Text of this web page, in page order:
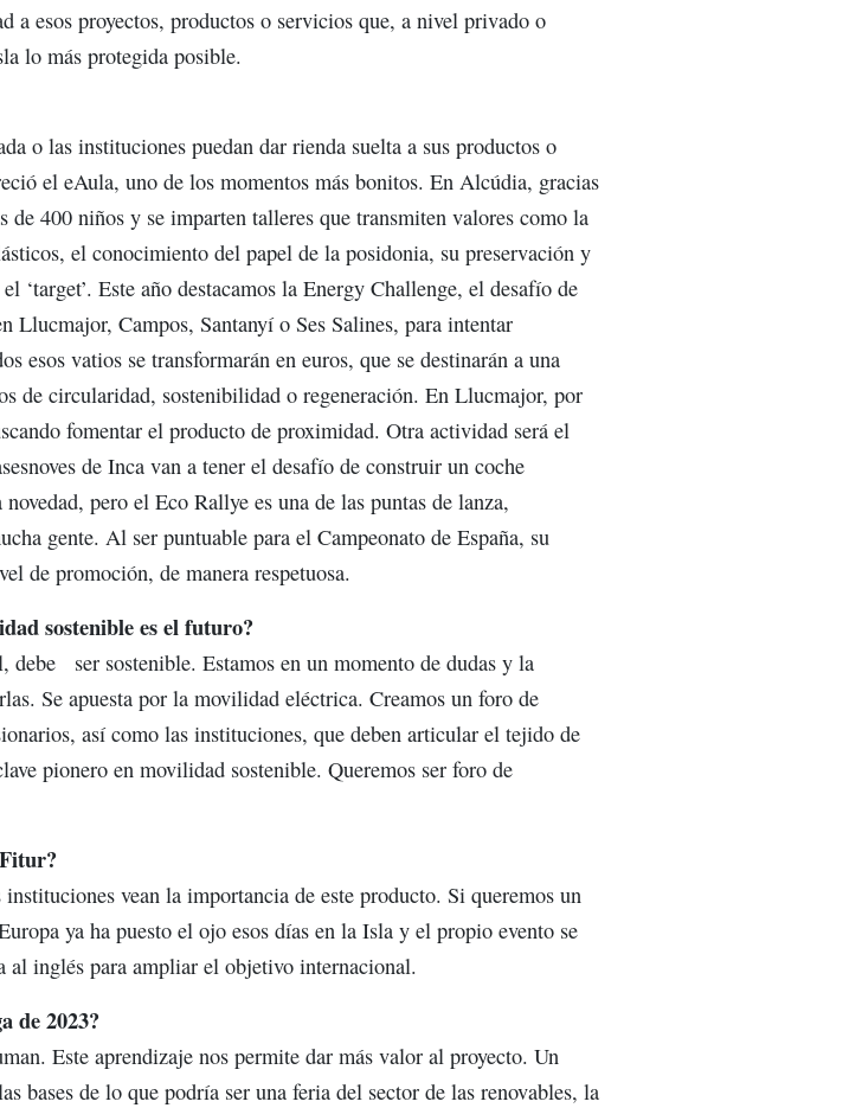
a esos proyectos, productos o servicios que, a nivel privado o
lo más protegida posible.
o las instituciones puedan dar rienda suelta a sus productos o
el eAula, uno de los momentos más bonitos. En Alcúdia, gracias
de 400 niños y se imparten talleres que transmiten valores como la
el conocimiento del papel de la posidonia, su preservación y
‘target’. Este año destacamos la Energy Challenge, el desafío de
Llucmajor, Campos, Santanyí o Ses Salines, para intentar
esos vatios se transformarán en euros, que se destinarán a una
de circularidad, sostenibilidad o regeneración. En Llucmajor, por
fomentar el producto de proximidad. Otra actividad será el
de Inca van a tener el desafío de construir un coche
pero el Eco Rallye es una de las puntas de lanza,
gente. Al ser puntuable para el Campeonato de España, su
de promoción, de manera respetuosa.
sostenible es el futuro?
ser sostenible. Estamos en un momento de dudas y la
Se apuesta por la movilidad eléctrica. Creamos un foro de
así como las instituciones, que deben articular el tejido de
pionero en movilidad sostenible. Queremos ser foro de
vean la importancia de este producto. Si queremos un
ya ha puesto el ojo esos días en la Isla y el propio evento se
al inglés para ampliar el objetivo internacional.
de 2023?
Este aprendizaje nos permite dar más valor al proyecto. Un
bases de lo que podría ser una feria del sector de las renovables, la